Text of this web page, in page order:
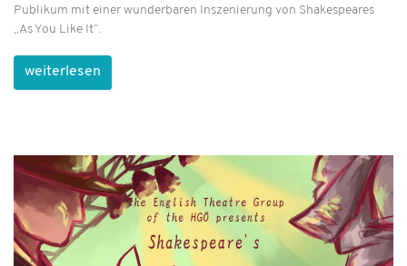
Publikum mit einer wunderbaren Inszenierung von Shakespeares
„As You Like It“.
weiterlesen